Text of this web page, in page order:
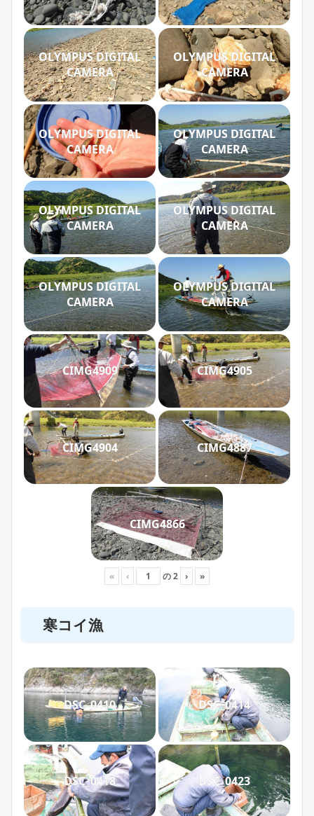
OLYMPUS DIGITAL
CAMERA
OLYMPUS DIGITAL
CAMERA
OLYMPUS DIGITAL
CAMERA
OLYMPUS DIGITAL
CAMERA
OLYMPUS DIGITAL
CAMERA
OLYMPUS DIGITAL
CAMERA
OLYMPUS DIGITAL
CAMERA
OLYMPUS DIGITAL
CAMERA
CIMG4909 CIMG4905
CIMG4904 CIMG4887
CIMG4866
« ‹ の2 › »
寒コイ漁
DSC_0410 DSC_0414
DSC_0418 DSC_0423